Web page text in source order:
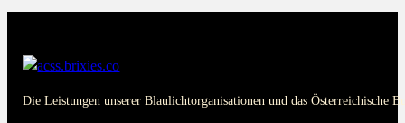
Die Leistungen unserer Blaulichtorganisationen und das Österreichische